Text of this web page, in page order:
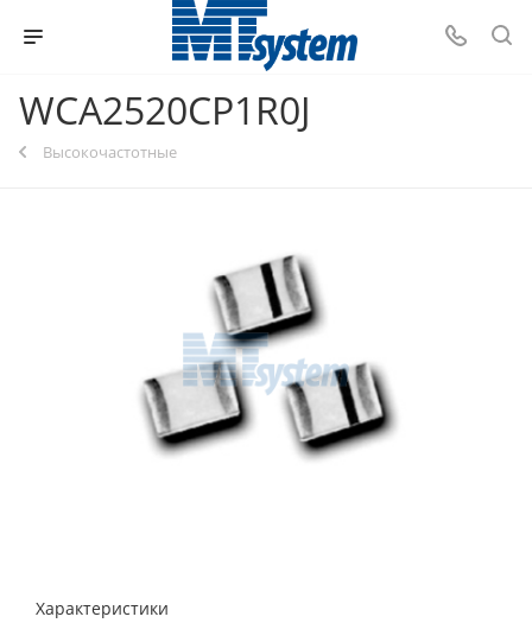
WCA2520CP1R0J
Высокочастотные
Характеристики